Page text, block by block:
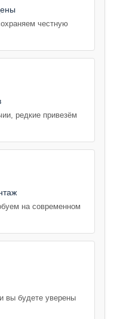
честную
редкие привезём
на современном
вы будете уверены